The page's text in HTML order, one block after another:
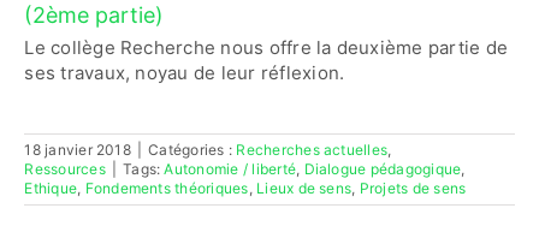
(2ème partie)
Le collège Recherche nous offre la deuxième partie de
ses travaux, noyau de leur réflexion.
18 janvier 2018 Catégories : Recherches actuelles,
Ressources
Tags:Autonomie / liberté, Dialogue pédagogique,
Ethique, Fondements théoriques, Lieux de sens, Projets de sens